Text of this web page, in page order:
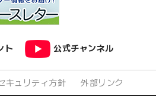
ト 公式チャンネル
キュリティ方針 外部リンク